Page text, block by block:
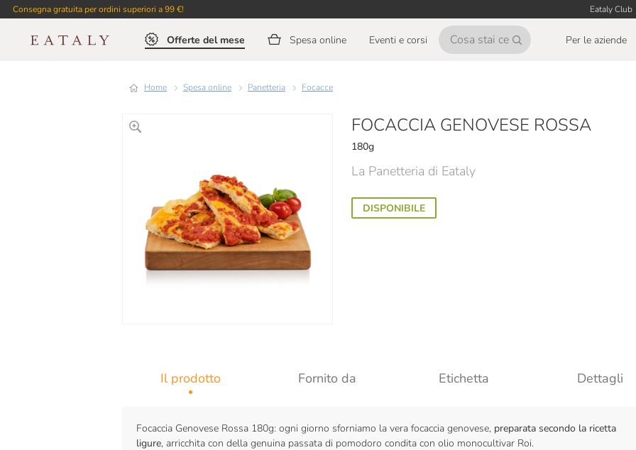
Consegna gratuita per ordini superiori a 99 €! Eataly Club
Offerte del mese Spesa online Eventi e corsi Per le aziende
Home Spesa online Panetteria Focacce
FOCACCIA GENOVESE ROSSA
180g
La Panetteria di Eataly
DISPONIBILE
Il prodotto Fornito da Etichetta Dettagli
Focaccia Genovese Rossa 180g: ogni giorno sforniamo la vera focaccia genovese, preparata secondo la ricetta
ligure, arricchita con della genuina passata di pomodoro condita con olio monocultivar Roi.